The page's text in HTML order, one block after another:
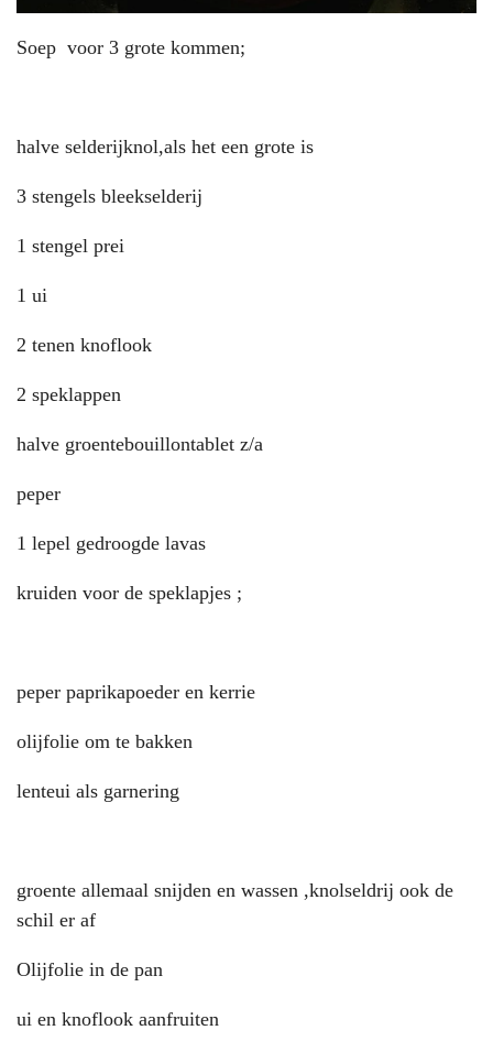
Soep voor 3 grote kommen;
halve selderijknol,als het een grote is
3 stengels bleekselderij
1 stengel prei
1 ui
2 tenen knoflook
2 speklappen
halve groentebouillontablet z/a
peper
1 lepel gedroogde lavas
kruiden voor de speklapjes ;
peper paprikapoeder en kerrie
olijfolie om te bakken
lenteui als garnering
groente allemaal snijden en wassen ,knolseldrij ook de
schil er af
Olijfolie in de pan
ui en knoflook aanfruiten